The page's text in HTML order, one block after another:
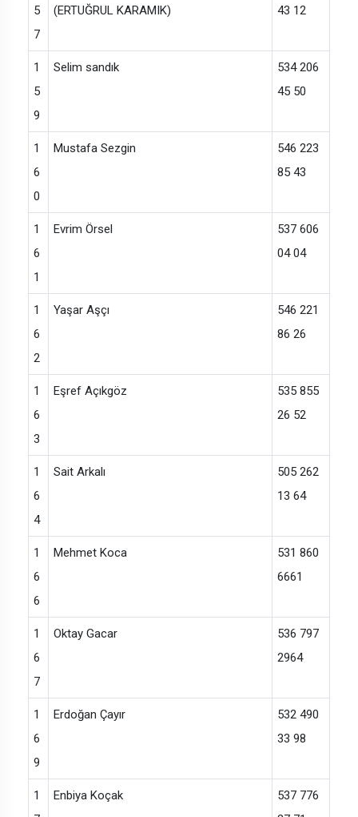
5
7
(ERTUĞRUL KARAMIK)
43 12
1
5
9
Selim sandık
534 206
45 50
1
6
0
Mustafa Sezgin
546 223
85 43
1
6
1
Evrim Örsel
537 606
04 04
1
6
2
Yaşar Aşçı
546 221
86 26
1
6
3
Eşref Açıkgöz
535 855
26 52
1
6
4
Sait Arkalı
505 262
13 64
1
6
6
Mehmet Koca
531 860
6661
1
6
7
Oktay Gacar
536 797
2964
1
6
9
Erdoğan Çayır
532 490
33 98
1
Enbiya Koçak
537 776